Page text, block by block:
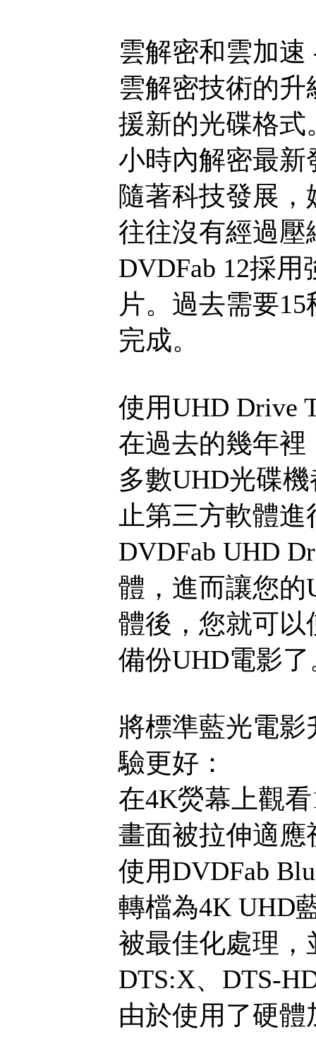
雲解密和雲加
雲解密技術的
援新的光碟格式
小時內解密最新
隨著科技發展
往往沒有經過
DVDFab 12採
片。過去需要
完成。
使用UHD Drive
在過去的幾年裡
多數UHD光碟
止第三方軟體
DVDFab UHD
體，進而讓您的
體後，您就可以
備份UHD電影了
將標準藍光電
驗更好：
在4K熒幕上觀
畫面被拉伸適
使用DVDFab
轉檔為4K UHD
被最佳化處理
DTS:X、DTS-
由於使用了硬